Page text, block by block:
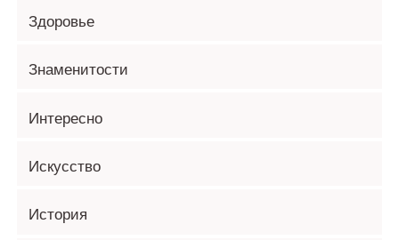
Здоровье
Знаменитости
Интересно
Искусство
История